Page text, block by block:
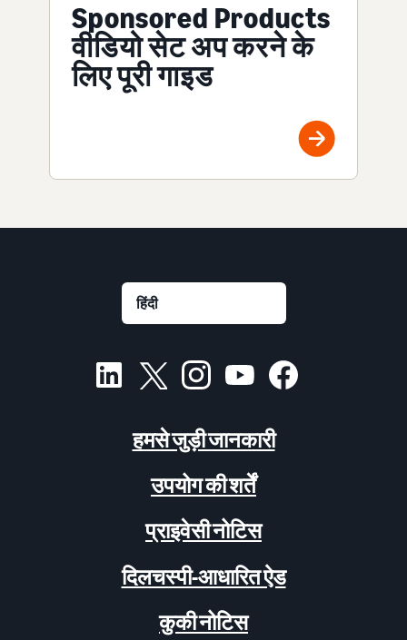
Sponsored Products
वीडियो सेट अप करने के
लिए पूरी गाइड
हमसे जुड़ी जानकारी
उपयोग की शर्तें
प्राइवेसी नोटिस
दिलचस्पी-आधारित ऐड
कुकी नोटिस